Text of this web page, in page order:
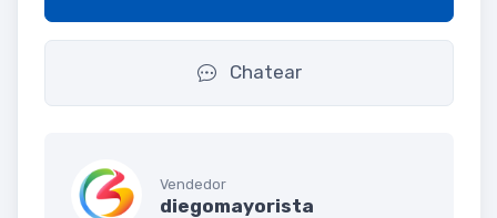
Chatear
Vendedor
diegomayorista